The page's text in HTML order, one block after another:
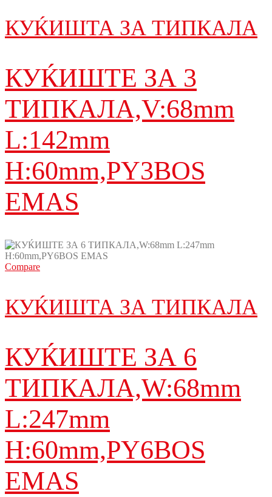
КУЌИШТА ЗА ТИПКАЛА
КУЌИШТЕ ЗА 3
ТИПКАЛA,V:68mm
L:142mm
H:60mm,PY3BOS
EMAS
Compare
КУЌИШТА ЗА ТИПКАЛА
КУЌИШТЕ ЗА 6
ТИПКАЛA,W:68mm
L:247mm
H:60mm,PY6BOS
EMAS